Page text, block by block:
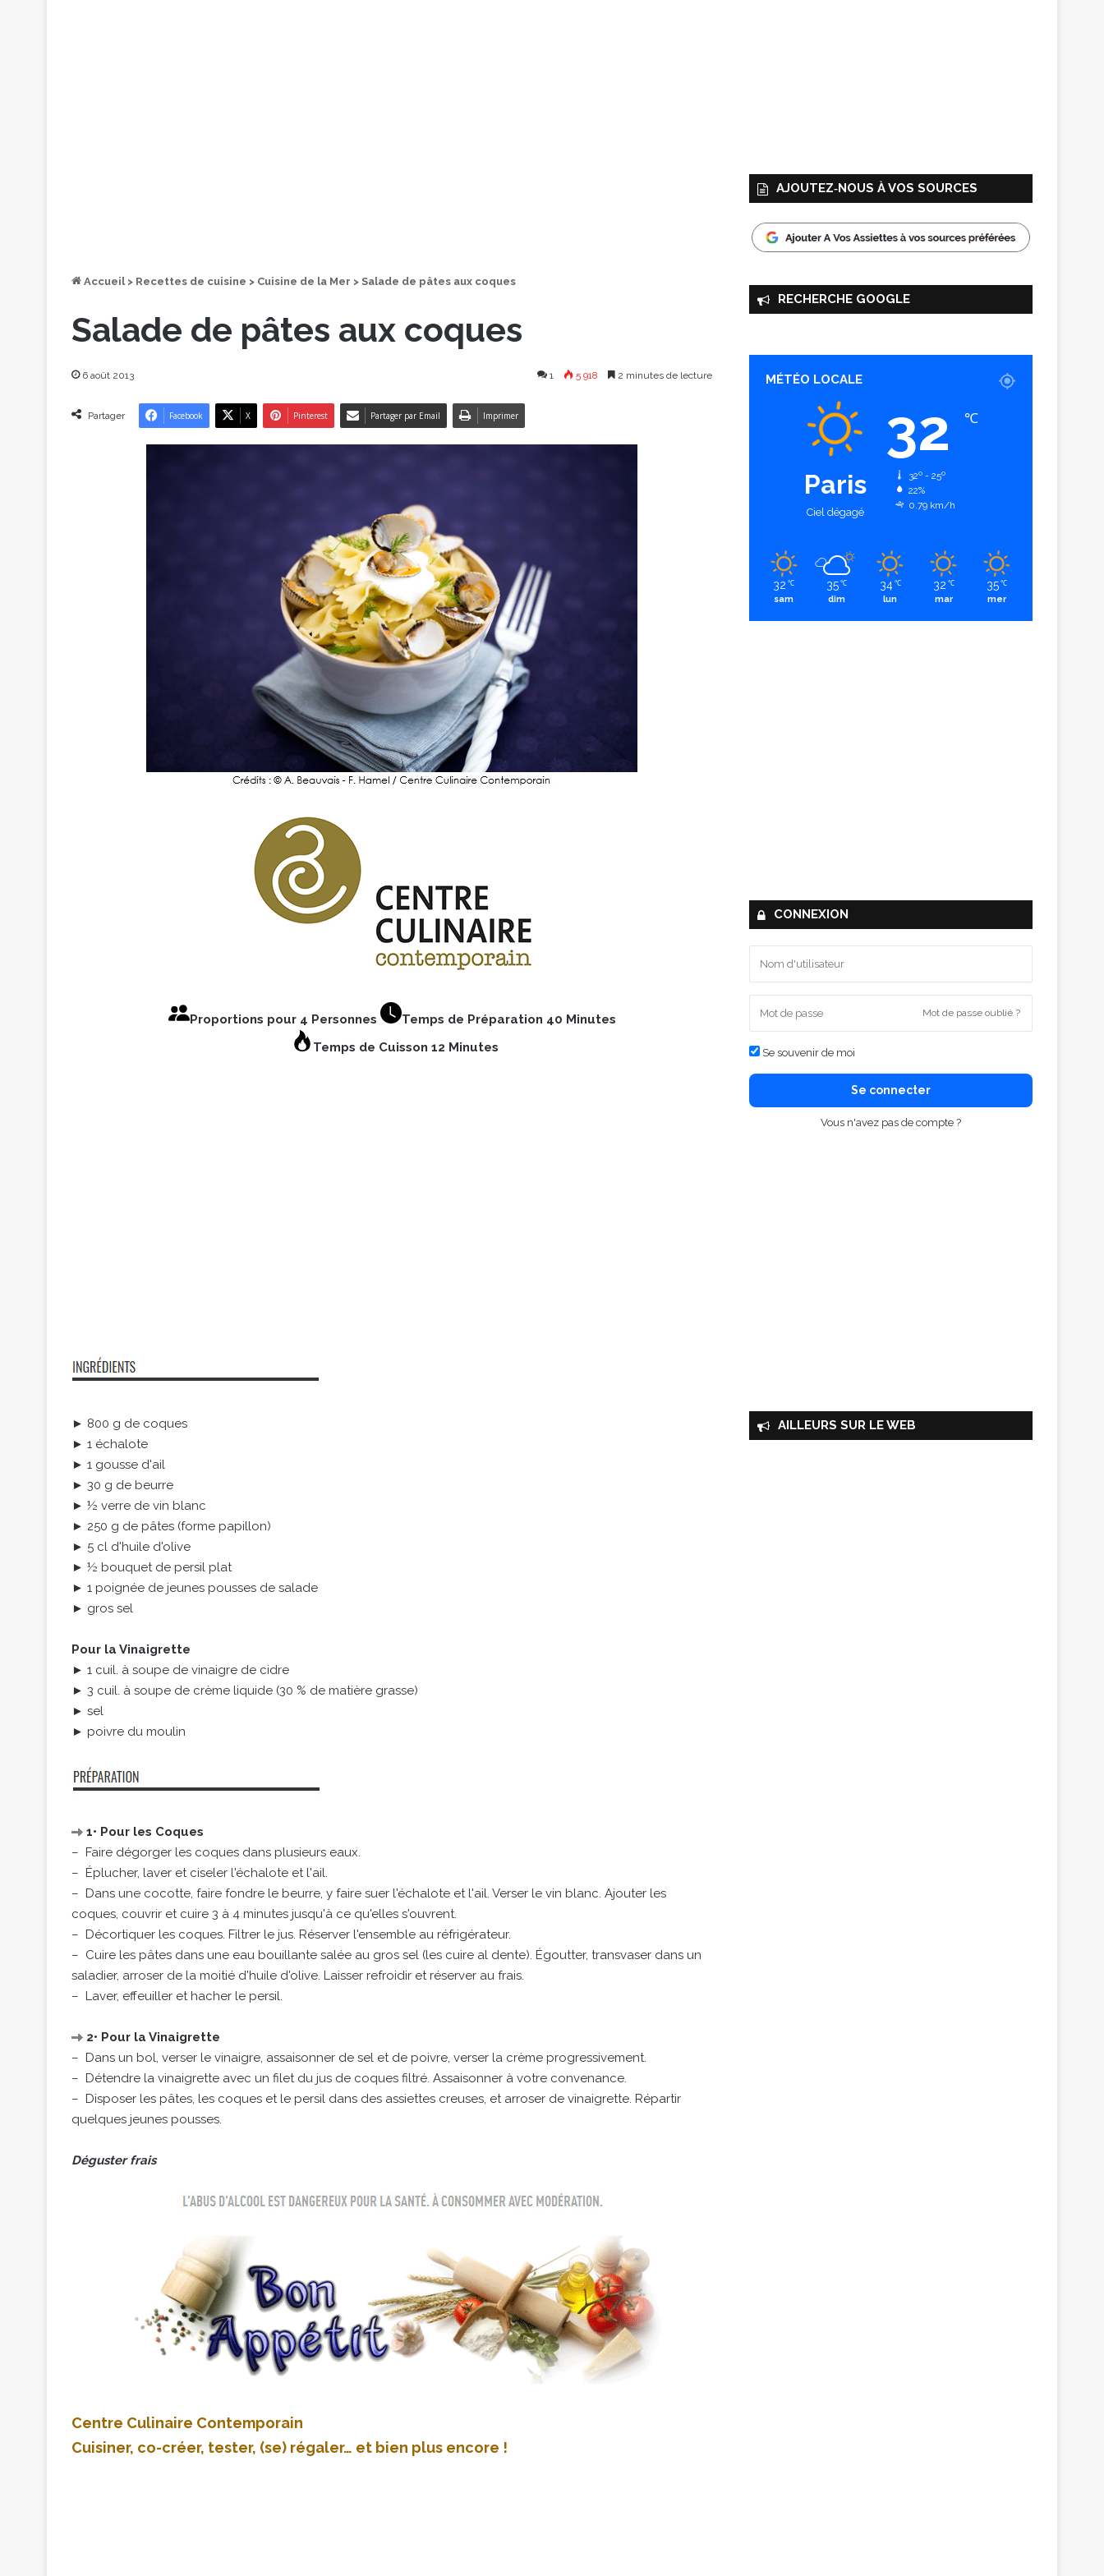
Accueil > Recettes de cuisine > Cuisine de la Mer > Salade de pâtes aux coques
Salade de pâtes aux coques
6 août 2013 1 5 918 2 minutes de lecture
Partager Facebook X Pinterest Partager par Email Imprimer
Proportions pour 4 Personnes
Temps de Préparation 40 Minutes
Temps de Cuisson 12 Minutes
► 800 g de coques
► 1 échalote
► 1 gousse d'ail
► 30 g de beurre
► ½ verre de vin blanc
► 250 g de pâtes (forme papillon)
► 5 cl d'huile d'olive
► ½ bouquet de persil plat
► 1 poignée de jeunes pousses de salade
► gros sel
Pour la Vinaigrette
► 1 cuil. à soupe de vinaigre de cidre
► 3 cuil. à soupe de crème liquide (30 % de matière grasse)
► sel
► poivre du moulin
1• Pour les Coques
– Faire dégorger les coques dans plusieurs eaux.
– Éplucher, laver et ciseler l'échalote et l'ail.
– Dans une cocotte, faire fondre le beurre, y faire suer l'échalote et l'ail. Verser le vin blanc. Ajouter les
coques, couvrir et cuire 3 à 4 minutes jusqu'à ce qu'elles s'ouvrent.
– Décortiquer les coques. Filtrer le jus. Réserver l'ensemble au réfrigérateur.
– Cuire les pâtes dans une eau bouillante salée au gros sel (les cuire al dente). Égoutter, transvaser dans un
saladier, arroser de la moitié d'huile d'olive. Laisser refroidir et réserver au frais.
– Laver, effeuiller et hacher le persil.
2• Pour la Vinaigrette
– Dans un bol, verser le vinaigre, assaisonner de sel et de poivre, verser la crème progressivement.
– Détendre la vinaigrette avec un filet du jus de coques filtré. Assaisonner à votre convenance.
– Disposer les pâtes, les coques et le persil dans des assiettes creuses, et arroser de vinaigrette. Répartir
quelques jeunes pousses.
Déguster frais
Centre Culinaire Contemporain
Cuisiner, co-créer, tester, (se) régaler… et bien plus encore !
AJOUTEZ‑NOUS À VOS SOURCES
RECHERCHE GOOGLE
MÉTÉO LOCALE
Paris
Ciel dégagé
32 ℃
32º - 25º
22%
0.79 km/h
32 ℃
sam
35 ℃
dim
34 ℃
lun
32 ℃
mar
35 ℃
mer
CONNEXION
Mot de passe oublié ?
Se souvenir de moi
Se connecter
Vous n'avez pas de compte ?
AILLEURS SUR LE WEB